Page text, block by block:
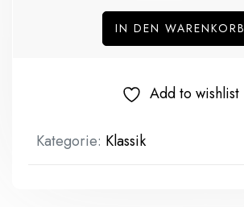
IN DEN WARENKORB
Add to wishlist
Kategorie: Klassik